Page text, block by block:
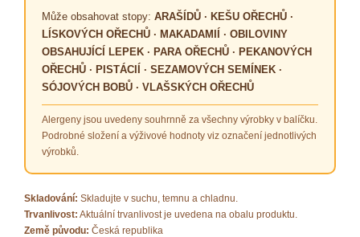
Může obsahovat stopy: ARAŠÍDŮ · KEŠU OŘECHŮ ·
LÍSKOVÝCH OŘECHŮ · MAKADAMIÍ · OBILOVINY
OBSAHUJÍCÍ LEPEK · PARA OŘECHŮ · PEKANOVÝCH
OŘECHŮ · PISTÁCIÍ · SEZAMOVÝCH SEMÍNEK ·
SÓJOVÝCH BOBŮ · VLAŠSKÝCH OŘECHŮ
Alergeny jsou uvedeny souhrnně za všechny výrobky v balíčku.
Podrobné složení a výživové hodnoty viz označení jednotlivých
výrobků.
Skladování: Skladujte v suchu, temnu a chladnu.
Trvanlivost: Aktuální trvanlivost je uvedena na obalu produktu.
Země původu: Česká republika